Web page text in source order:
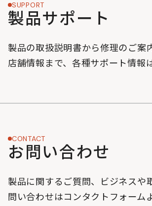
SUPPORT
製品サポート
製品の取扱説明書から修理のご案
店舗情報まで、各種サポート情報
CONTACT
お問い合わせ
製品に関するご質問、ビジネスや
問い合わせはコンタクトフォーム